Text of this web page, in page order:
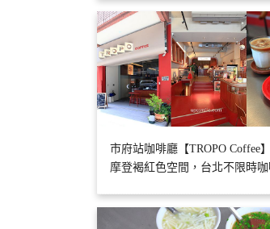
市府站咖啡廳【TROPO Coffee
摩登褐紅色空間，台北不限時